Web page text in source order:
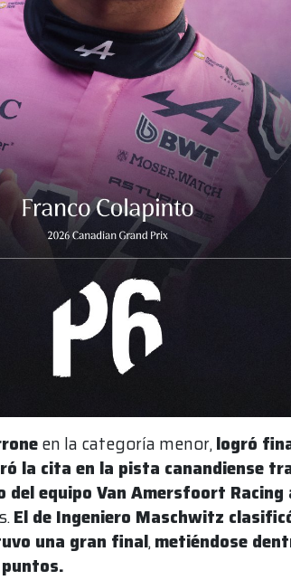
en la categoría menor,logró
la cita en la pista canandiense
del equipo Van Amersfoort
El de Ingeniero Maschwitz
una gran final,metiéndose
puntos.